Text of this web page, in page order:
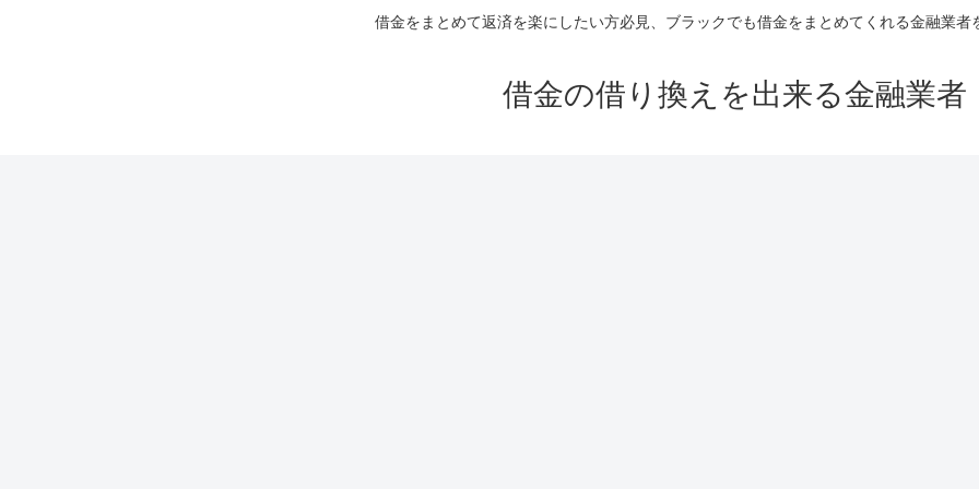
借金をまとめて返済を楽にしたい方必見、ブラックでも借金をまとめてくれる金融業者
借金の借り換えを出来る金融業者